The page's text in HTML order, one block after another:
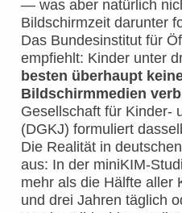
— was aber natürlich
Bildschirmzeit darunter
Das Bundesinstitut für
empfiehlt: Kinder unter
besten überhaupt
Bildschirmmedien
Gesellschaft für Kinder-
(DGKJ) formuliert
Die Realität in
aus: In der miniKIM-
mehr als die Hälfte aller
und drei Jahren täglich